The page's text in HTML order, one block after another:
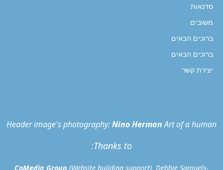
סדנאות
משובים
ברוכים הבאים
ברוכים הבאים
יצירת קשר
Header image's photography:Nino HermanArt of a human
Thanks to:
CoMedia Group (Website building support), Debbie Samuels-